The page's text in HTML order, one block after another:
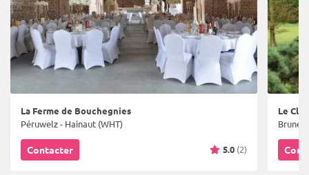
La Ferme de Bouchegnies
Péruwelz - Hainaut (WHT)
Contacter 5.0 (2)
Le